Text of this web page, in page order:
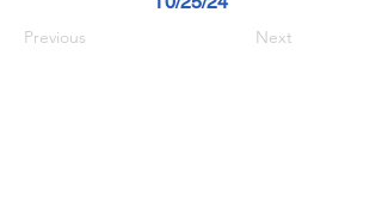
Previous Next